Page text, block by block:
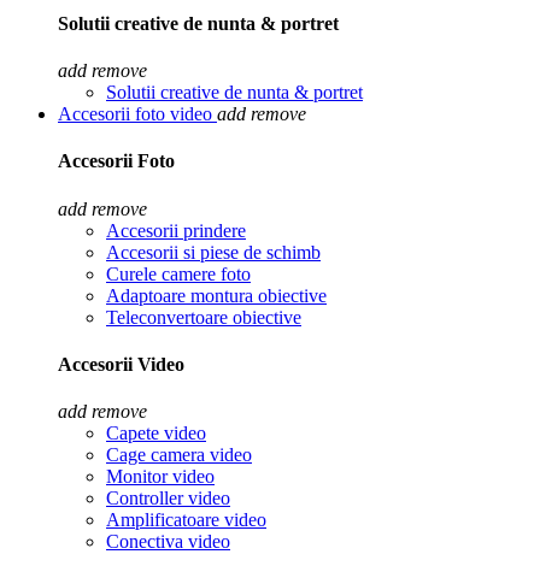
Solutii creative de nunta & portret
add remove
Solutii creative de nunta & portret
Accesorii foto video add remove
Accesorii Foto
add remove
Accesorii prindere
Accesorii si piese de schimb
Curele camere foto
Adaptoare montura obiective
Teleconvertoare obiective
Accesorii Video
add remove
Capete video
Cage camera video
Monitor video
Controller video
Amplificatoare video
Conectiva video